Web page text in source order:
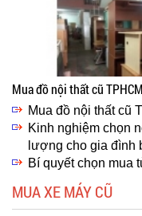
Mua đồ nội thất cũ TPHCM
Mua đồ nội thất cũ
Kinh nghiệm chọn
lượng cho gia đình
Bí quyết chọn mua
MUA XE MÁY CŨ